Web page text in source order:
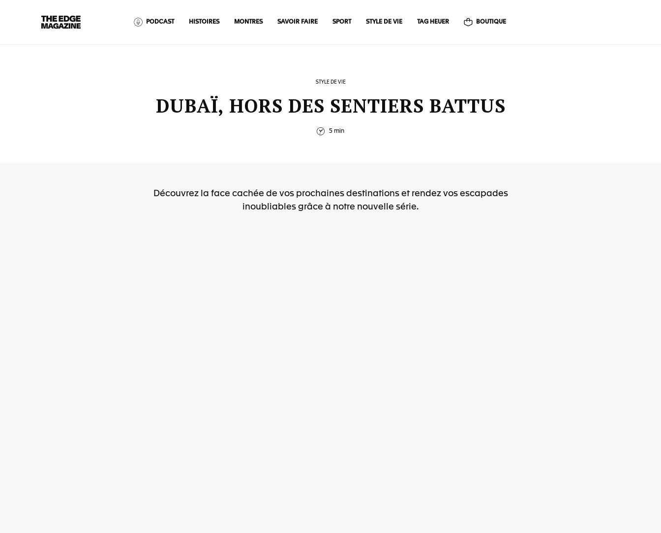
The
Edge
Magazine
PODCAST HISTOIRES MONTRES SAVOIR FAIRE SPORT STYLE DE VIE TAG HEUER BOUTIQUE
STYLE DE VIE
DUBAÏ, HORS DES SENTIERS BATTUS
5 min
Découvrez la face cachée de vos prochaines destinations et rendez vos escapades
inoubliables grâce à notre nouvelle série.